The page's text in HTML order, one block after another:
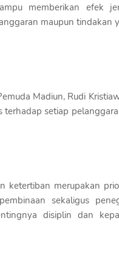
memberikan efek
maupun tindakan
Madiun, Rudi
terhadap setiap
ketertiban merupakan
sekaligus
disiplin dan